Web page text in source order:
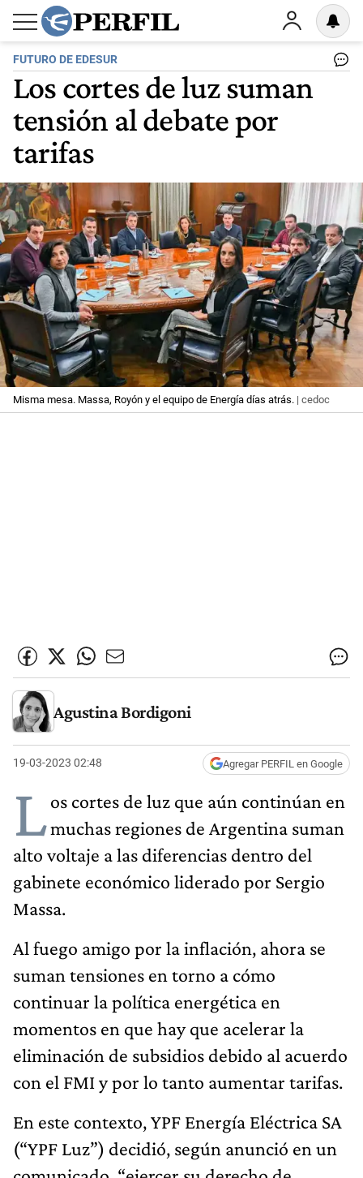
FUTURO DE EDESUR
Los cortes de luz suman
tensión al debate por
tarifas
Misma mesa. Massa, Royón y el equipo de Energía días atrás. | cedoc
Agustina Bordigoni
19-03-2023 02:48 Agregar PERFIL en Google
Los cortes de luz que aún continúan en
muchas regiones de Argentina suman
alto voltaje a las diferencias dentro del
gabinete económico liderado por Sergio
Massa.
Al fuego amigo por la inflación, ahora se
suman tensiones en torno a cómo
continuar la política energética en
momentos en que hay que acelerar la
eliminación de subsidios debido al acuerdo
con el FMI y por lo tanto aumentar tarifas.
En este contexto, YPF Energía Eléctrica SA
(“YPF Luz”) decidió, según anunció en un